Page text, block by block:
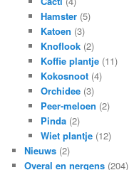
Hamster(5)
Katoen (3)
Knoflook(2)
Koffie plantje(11)
Kokosnoot(4)
Orchidee(3)
Peer-meloen (2)
Pinda(2)
Wiet plantje(12)
Nieuws (2)
Overal en nergens (204)